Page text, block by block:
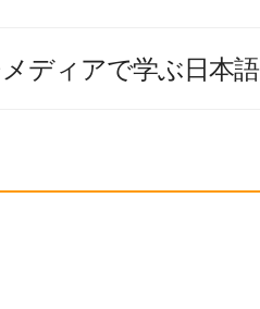
ディアで学ぶ日本語